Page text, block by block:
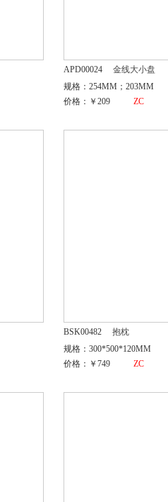
APD00024
金线大小盘
规格：254MM；203MM
价格：￥209
ZC
BSK00482
抱枕
规格：300*500*120MM
价格：￥749
ZC